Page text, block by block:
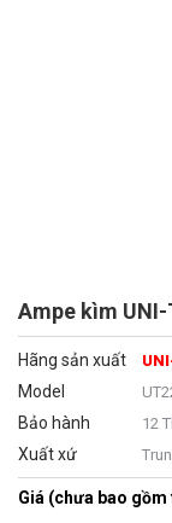
Ampe kìm UNI-
Hãng sản xuất
Model
Bảo hành 12
Xuất xứ
Giá (chưa bao gồm